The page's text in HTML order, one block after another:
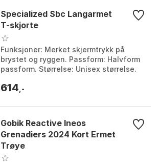
Specialized Sbc Langarmet
T-skjorte
Funksjoner: Merket skjermtrykk på
brystet og ryggen. Passform: Halvform
passform. Størrelse: Unisex størrelse.
bomull. Farge: B...
614 ,-
Gobik Reactive Ineos
Grenadiers 2024 Kort Ermet
Trøye